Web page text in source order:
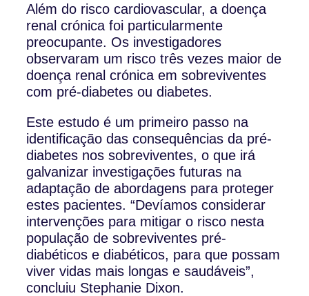
Além do risco cardiovascular, a doença
renal crónica foi particularmente
preocupante. Os investigadores
observaram um risco três vezes maior de
doença renal crónica em sobreviventes
com pré-diabetes ou diabetes.
Este estudo é um primeiro passo na
identificação das consequências da pré-
diabetes nos sobreviventes, o que irá
galvanizar investigações futuras na
adaptação de abordagens para proteger
estes pacientes. “Devíamos considerar
intervenções para mitigar o risco nesta
população de sobreviventes pré-
diabéticos e diabéticos, para que possam
viver vidas mais longas e saudáveis”,
concluiu Stephanie Dixon.